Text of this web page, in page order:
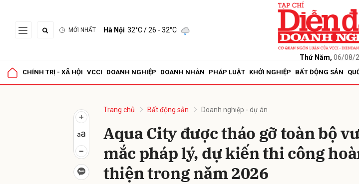
MỚI NHẤT Hà Nội 32°C/ 26 - 32°C
Thứ Năm, 06/08/
CHÍNH TRỊ - XÃ HỘI VCCI DOANH NGHIỆP DOANH NHÂN PHÁP LUẬT KHỞI NGHIỆP BẤT ĐỘNG SẢN
Trang chủ Bất động sản Doanh nghiệp - dự án
Aqua City được tháo gỡ toàn bộ
mắc pháp lý, dự kiến thi công
thiện trong năm 2026